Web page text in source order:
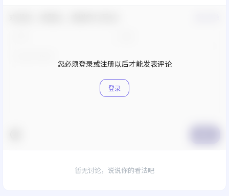
您必须登录或注册以后才能发表评论
登录
暂无讨论，说说你的看法吧